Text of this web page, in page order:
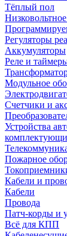
Тёплый пол
Регуляторы
Аккумуляторы
Реле и
Модульное
Счетчики и
Устройства
Пожарное
Кабели и
Кабели
Провода
Патч-корды и
Всё для КПП